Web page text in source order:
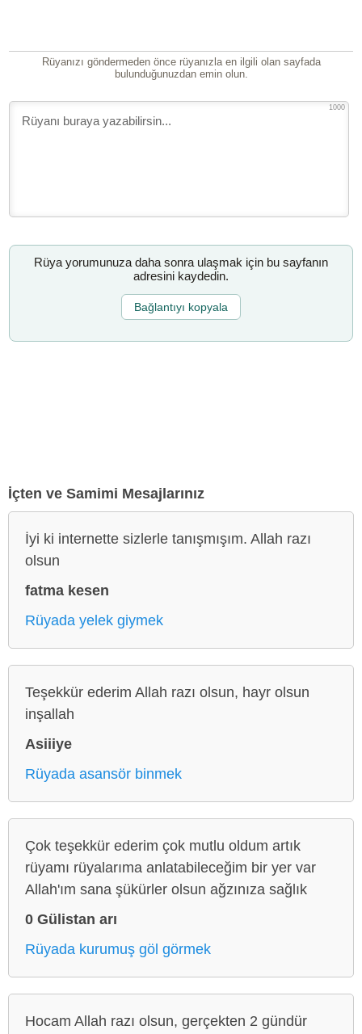
Rüyanızı göndermeden önce rüyanızla en ilgili olan sayfada
bulunduğunuzdan emin olun.
1000
Rüya yorumunuza daha sonra ulaşmak için bu sayfanın
adresini kaydedin.
Bağlantıyı kopyala
İçten ve Samimi Mesajlarınız
İyi ki internette sizlerle tanışmışım. Allah razı
olsun
fatma kesen
Rüyada yelek giymek
Teşekkür ederim Allah razı olsun, hayr olsun
inşallah
Asiiiye
Rüyada asansör binmek
Çok teşekkür ederim çok mutlu oldum artık
rüyamı rüyalarıma anlatabileceğim bir yer var
Allah'ım sana şükürler olsun ağzınıza sağlık
0 Gülistan arı
Rüyada kurumuş göl görmek
Hocam Allah razı olsun, gerçekten 2 gündür